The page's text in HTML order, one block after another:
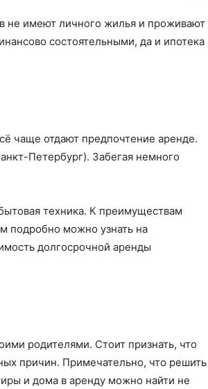
не имеют личного жилья и проживают
состоятельными, да и ипотека
чаще отдают предпочтение аренде.
Петербург). Забегая немного
техника. К преимуществам
подробно можно узнать на
долгосрочной аренды
родителями. Стоит признать, что
причин. Примечательно, что решить
и дома в аренду можно найти не